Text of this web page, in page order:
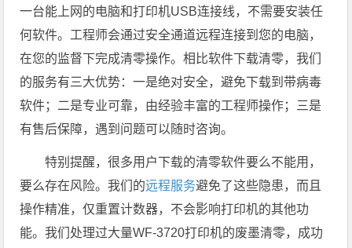
一台能上网的电脑和打印机USB连接线，不需要安装任
何软件。工程师会通过安全通道远程连接到您的电脑，
在您的监督下完成清零操作。相比软件下载清零，我们
的服务有三大优势：一是绝对安全，避免下载到带病毒
软件；二是专业可靠，由经验丰富的工程师操作；三是
有售后保障，遇到问题可以随时咨询。
特别提醒，很多用户下载的清零软件要么不能用，
要么存在风险。我们的远程服务避免了这些隐患，而且
操作精准，仅重置计数器，不会影响打印机的其他功
能。我们处理过大量WF-3720打印机的废墨清零，成功